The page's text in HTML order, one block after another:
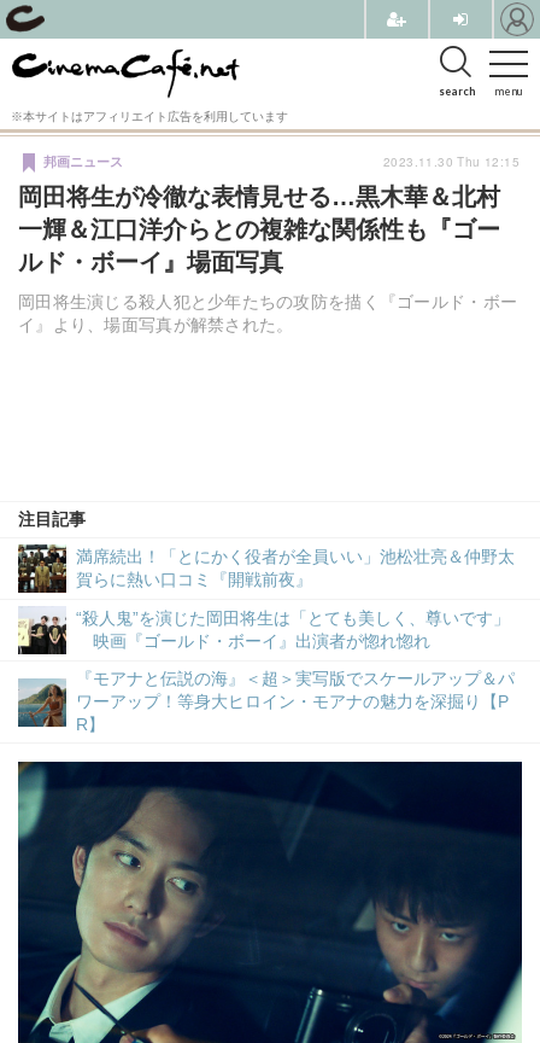
menu
search
※本サイトはアフィリエイト広告を利用しています
岡田将生が冷徹な表情見せる…黒木華＆北村
一輝＆江口洋介らとの複雑な関係性も『ゴー
ルド・ボーイ』場面写真
岡田将生演じる殺人犯と少年たちの攻防を描く『ゴールド・ボー
イ』より、場面写真が解禁された。
邦画ニュース
注目記事
満席続出！「とにかく役者が全員いい」池松壮亮＆仲野太
賀らに熱い口コミ『開戦前夜』
“殺人鬼”を演じた岡田将生は「とても美しく、尊いです」
映画『ゴールド・ボーイ』出演者が惚れ惚れ
『モアナと伝説の海』＜超＞実写版でスケールアップ＆パ
ワーアップ！等身大ヒロイン・モアナの魅力を深掘り【P
R】
2023.11.30 Thu 12:15